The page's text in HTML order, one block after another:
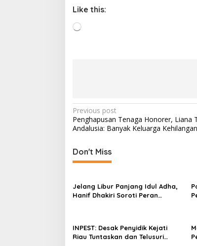
Like this:
…
P
o
t
n
a
v
g
a
Previous post
Penghapusan Tenaga Honorer, Liana
Andalusia: Banyak Keluarga
Don't Miss
Jelang Libur Panjang Idul Adha,
Hanif Dhakiri Soroti Peran
INPEST: Desak Penyidik Kejati
Riau Tuntaskan dan Telusuri